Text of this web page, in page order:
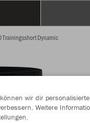
Trainingsshort Dynamic
wir dir personalisierte
Weitere